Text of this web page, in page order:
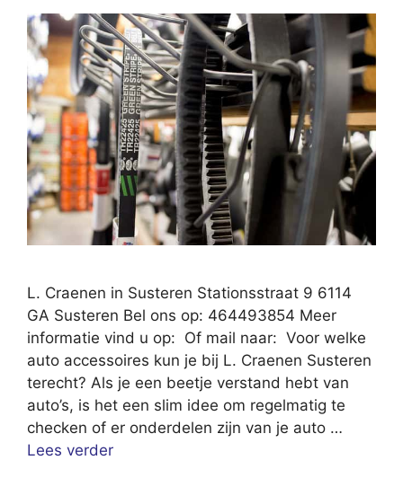
L. Craenen in Susteren Stationsstraat 9 6114
GA Susteren Bel ons op: 464493854 Meer
informatie vind u op: Of mail naar: Voor welke
auto accessoires kun je bij L. Craenen Susteren
terecht? Als je een beetje verstand hebt van
auto’s, is het een slim idee om regelmatig te
checken of er onderdelen zijn van je auto …
Lees verder